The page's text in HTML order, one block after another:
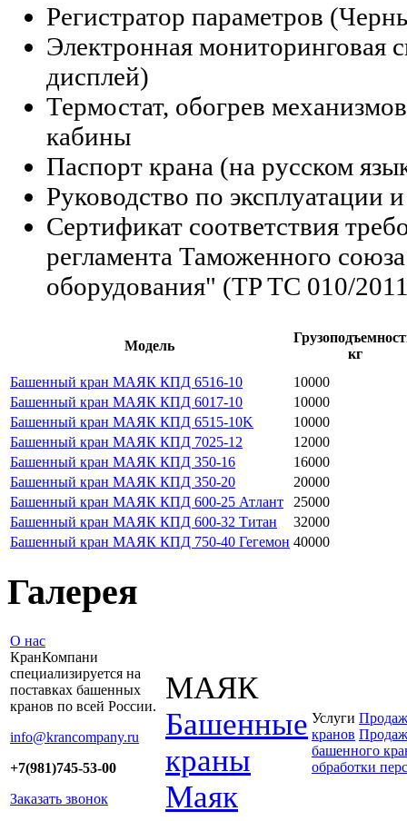
Регистратор параметров
Электронная мониторинговая
дисплей)
Термостат, обогрев
кабины
Паспорт крана (на русском
Руководство по эксплуатации
Сертификат соответствия
регламента Таможенного
оборудования" (TP TC 010/
Модель
кг
Башенный кран МАЯК КПД 6516-10
10000
Башенный кран МАЯК КПД 6017-10
10000
Башенный кран МАЯК КПД 6515-10K
10000
Башенный кран МАЯК КПД 7025-12
12000
Башенный кран МАЯК КПД 350-16
16000
Башенный кран МАЯК КПД 350-20
20000
Башенный кран МАЯК КПД 600-25 Атлант
25000
Башенный кран МАЯК КПД 600-32 Титан
32000
Башенный кран МАЯК КПД 750-40 Гегемон 40000
Галерея
О нас
КранКомпани
специализируется на
поставках башенных
кранов по всей России.
info@krancompany.ru
+7(981)745-53-00
Заказать звонок
МАЯК
Башенные
краны
Маяк
Услуги
кранов
башенного
обработки